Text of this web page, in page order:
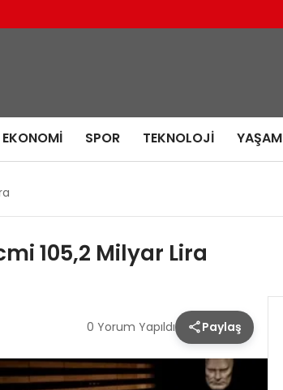
EKONOMI SPOR TEKNOLOJI YAŞAM
105,2 Milyar Lira
0 Yorum Yapıldı Paylaş